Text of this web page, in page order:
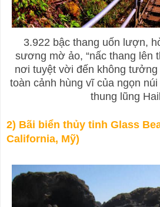
3.922 bậc thang uốn lượn,
sương mờ ảo, “nấc thang lên
nơi tuyệt vời đến không
toàn cảnh hùng vĩ của ngọn
thung lũng
2) Bãi biển thủy tinh Glass
California, Mỹ)